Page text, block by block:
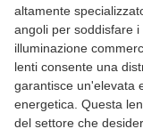
altamente
angoli per soddisfare
illuminazione
lenti consente una
garantisce un'elevata
energetica. Questa
del settore che